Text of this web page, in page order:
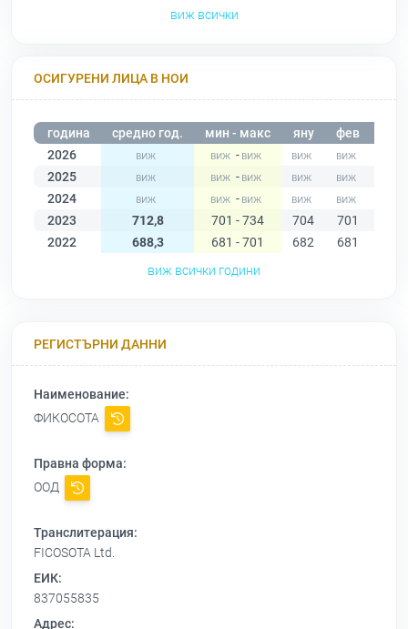
виж всички
ОСИГУРЕНИ ЛИЦА В НОИ
година средно год. мин - макс яну фев
2026
-
2025
-
2024
-
2023
712,8 701 - 734 704 701
2022
688,3 681 - 701 682 681
виж всички години
РЕГИСТЪРНИ ДАННИ
Наименование:
ФИКОСОТА
Правна форма:
ООД
Транслитерация:
FICOSOTA Ltd.
ЕИК:
837055835
Адрес: